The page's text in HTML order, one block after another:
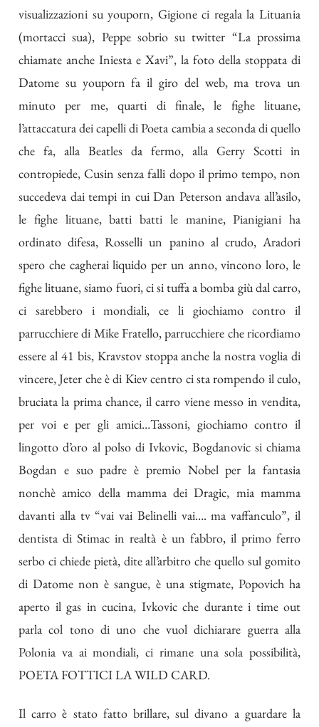
visualizzazioni su youporn, Gigione ci regala la Lituania
(mortacci sua), Peppe sobrio su twitter “La prossima
chiamate anche Iniesta e Xavi”, la foto della stoppata di
Datome su youporn fa il giro del web, ma trova un
minuto per me, quarti di finale, le fighe lituane,
l’attaccatura dei capelli di Poeta cambia a seconda di quello
che fa, alla Beatles da fermo, alla Gerry Scotti in
contropiede, Cusin senza falli dopo il primo tempo, non
succedeva dai tempi in cui Dan Peterson andava all’asilo,
le fighe lituane, batti batti le manine, Pianigiani ha
ordinato difesa, Rosselli un panino al crudo, Aradori
spero che cagherai liquido per un anno, vincono loro, le
fighe lituane, siamo fuori, ci si tuffa a bomba giù dal carro,
ci sarebbero i mondiali, ce li giochiamo contro il
parrucchiere di Mike Fratello, parrucchiere che ricordiamo
essere al 41 bis, Kravstov stoppa anche la nostra voglia di
vincere, Jeter che è di Kiev centro ci sta rompendo il culo,
bruciata la prima chance, il carro viene messo in vendita,
per voi e per gli amici…Tassoni, giochiamo contro il
lingotto d’oro al polso di Ivkovic, Bogdanovic si chiama
Bogdan e suo padre è premio Nobel per la fantasia
nonchè amico della mamma dei Dragic, mia mamma
davanti alla tv “vai vai Belinelli vai…. ma vaffanculo”, il
dentista di Stimac in realtà è un fabbro, il primo ferro
serbo ci chiede pietà, dite all’arbitro che quello sul gomito
di Datome non è sangue, è una stigmate, Popovich ha
aperto il gas in cucina, Ivkovic che durante i time out
parla col tono di uno che vuol dichiarare guerra alla
Polonia va ai mondiali, ci rimane una sola possibilità,
POETA FOTTICI LA WILD CARD.
Il carro è stato fatto brillare, sul divano a guardare la